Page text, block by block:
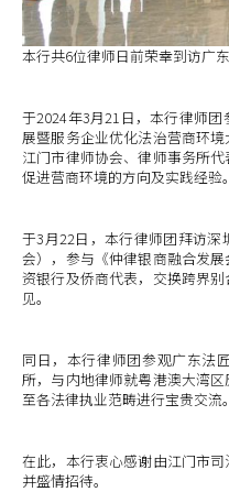
本行共6位律师日前荣幸到访广东
于2024年3月21日，本行律师
展暨服务企业优化法治营商环境
江门市律师协会、律师事务所
促进营商环境的方向及实践经验。
于3月22日，本行律师团拜访
会），参与《仲律银商融合发
资银行及侨商代表，交换跨界
见。
同日，本行律师团参观广东法
所，与内地律师就粤港澳大湾
至各法律执业范畴进行宝贵交流。
在此，本行衷心感谢由江门市
并盛情招待。